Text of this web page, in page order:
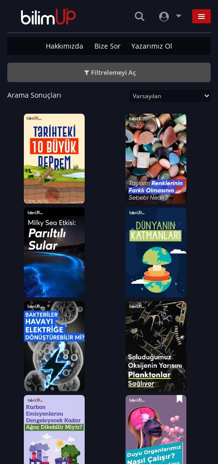
Hakkımızda Bize Sor Yazarımız Ol
Filtrelemeyi Aç
Arama Sonuçları